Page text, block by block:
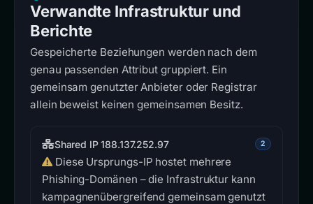
Verwandte Infrastruktur und
Berichte
Gespeicherte Beziehungen werden nach dem
genau passenden Attribut gruppiert. Ein
gemeinsam genutzter Anbieter oder Registrar
allein beweist keinen gemeinsamen Besitz.
Shared IP 188.137.252.97 2
Diese Ursprungs-IP hostet mehrere
Phishing-Domänen – die Infrastruktur kann
kampagnenübergreifend gemeinsam genutzt